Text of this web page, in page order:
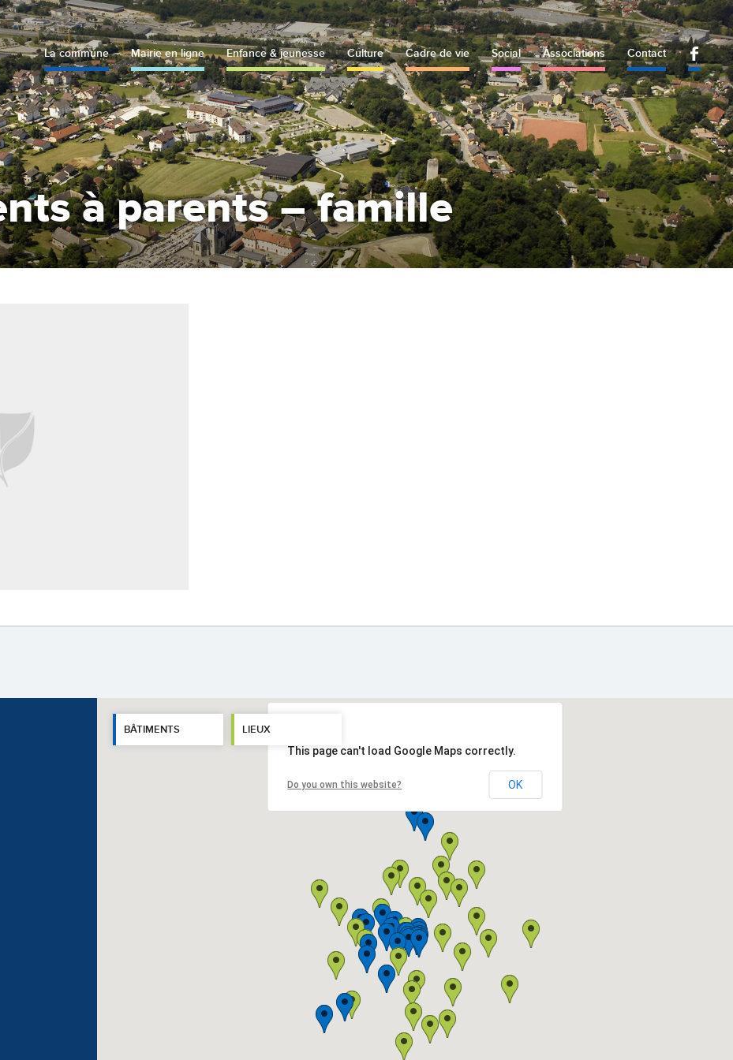
La commune Mairie en ligne Enfance & jeunesse Culture Cadre de vie Social Associations Contact
à parents – famille
BÂTIMENTS
LIEUX
This page can't load Google Maps correctly.
Do you own this website? OK